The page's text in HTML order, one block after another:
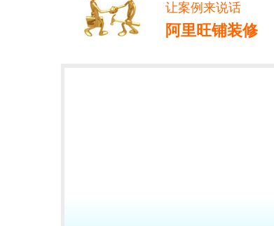
让案例来说话
阿里旺铺装修